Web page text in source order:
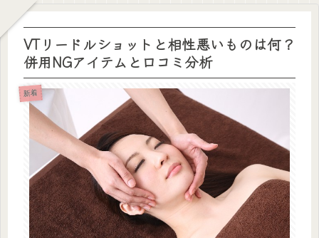
VTリードルショットと相性悪いものは何？
併用NGアイテムと口コミ分析
新着